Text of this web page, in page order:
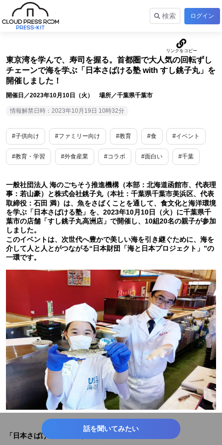
検索 ログイン
東京湾を学んで、寿司を握る。首都圏で大人気の回転ずし
チェーンで海を学ぶ「日本さばける塾 with すし銚子丸」を
開催しました！
開催日／2023年10月10日（火） 場所／千葉県千葉市
情報解禁日時：2023年10月19日 10時32分
#子供向け #ファミリー向け #教育 #食 #イベント
#教育・学習 #外食産業 #コラボ #面白い #千葉
一般社団法人 海のごちそう推進機構（本部：北海道函館市、代表理
事：若山豪）と株式会社銚子丸（本社：千葉県千葉市美浜区、代表
取締役：石田 満）は、魚をさばくことを通して、食文化と海洋環境
を学ぶ「日本さばける塾」を、2023年10月10日（火）に千葉県千
葉市の店舗「すし銚子丸高洲店」で開催し、10組20名の親子が参加
しました。
このイベントは、次世代へ豊かで美しい海を引き継ぐために、海を
介して人と人とがつながる“日本財団「海と日本プロジェクト」”の
一環です。
「日本さばける塾 with すし銚子丸」概要
話を聞いてみたい